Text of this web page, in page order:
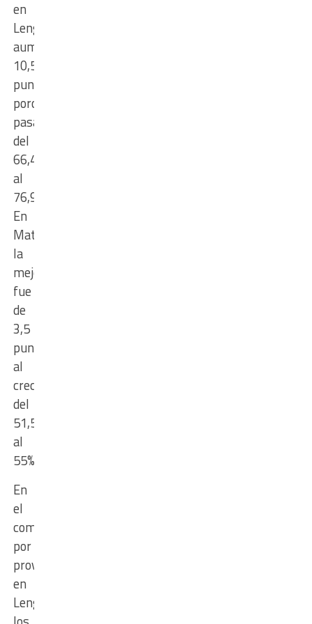
en
Lengua
aumentó
10,5
puntos
porcentuales,
pasando
del
66,4%
al
76,9%.
En
Matemática,
la
mejora
fue
de
3,5
puntos,
al
crecer
del
51,5%
al
55%.
En
el
comparativo
por
provincias,
en
Lengua,